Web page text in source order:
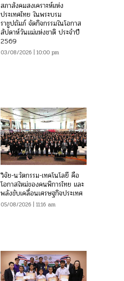
สภาสังคมสงเคราะห์แห่ง
ประเทศไทย ในพระบรม
ราชูปถัมภ์ จัดกิจกรรมในโอกาส
สัปดาห์วันแม่แห่งชาติ ประจำปี
2569
03/08/2026 | 10:00 pm
วิจัย-นวัตกรรม-เทคโนโลยี คือ
โอกาสใหม่ของคนพิการไทย และ
พลังขับเคลื่อนเศรษฐกิจประเทศ
05/08/2026 | 11:16 am